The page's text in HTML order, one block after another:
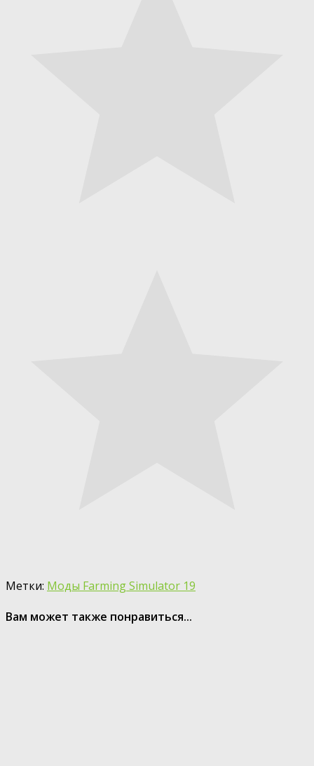
Метки: Моды Farming Simulator 19
Вам может также понравиться...